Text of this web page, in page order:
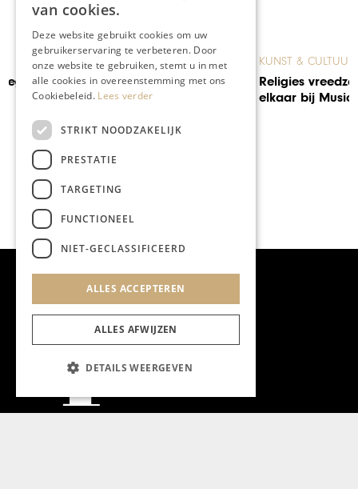
KUNST & CULTUUR
Religies vreedzaam naast
elkaar bij Musica Sacra
van cookies.
Deze website gebruikt cookies om uw
gebruikerservaring te verbeteren. Door
onze website te gebruiken, stemt u in met
alle cookies in overeenstemming met ons
Cookiebeleid. Lees verder
STRIKT NOODZAKELIJK
PRESTATIE
TARGETING
FUNCTIONEEL
NIET-GECLASSIFICEERD
ALLES ACCEPTEREN
ALLES AFWIJZEN
DETAILS WEERGEVEN